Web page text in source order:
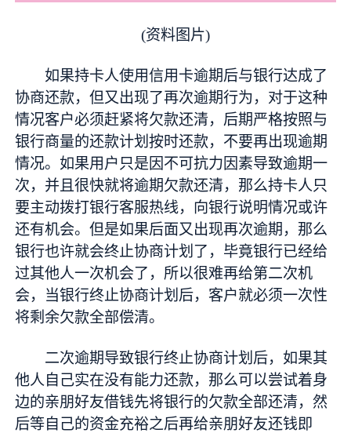
(资料图片)
如果持卡人使用信用卡逾期后与银行达成了
协商还款，但又出现了再次逾期行为，对于这种
情况客户必须赶紧将欠款还清，后期严格按照与
银行商量的还款计划按时还款，不要再出现逾期
情况。如果用户只是因不可抗力因素导致逾期一
次，并且很快就将逾期欠款还清，那么持卡人只
要主动拨打银行客服热线，向银行说明情况或许
还有机会。但是如果后面又出现再次逾期，那么
银行也许就会终止协商计划了，毕竟银行已经给
过其他人一次机会了，所以很难再给第二次机
会，当银行终止协商计划后，客户就必须一次性
将剩余欠款全部偿清。
二次逾期导致银行终止协商计划后，如果其
他人自己实在没有能力还款，那么可以尝试着身
边的亲朋好友借钱先将银行的欠款全部还清，然
后等自己的资金充裕之后再给亲朋好友还钱即